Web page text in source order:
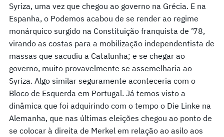
Syriza, uma vez que chegou ao governo na Grécia. E na
Espanha, o Podemos acabou de se render ao regime
monárquico surgido na Constituição franquista de ’78,
virando as costas para a mobilização independentista de
massas que sacudiu a Catalunha; e se chegar ao
governo, muito provavelmente se assemelharia ao
Syriza. Algo similar seguramente aconteceria com o
Bloco de Esquerda em Portugal. Já temos visto a
dinâmica que foi adquirindo com o tempo o Die Linke na
Alemanha, que nas últimas eleições chegou ao ponto de
se colocar à direita de Merkel em relação ao asilo aos